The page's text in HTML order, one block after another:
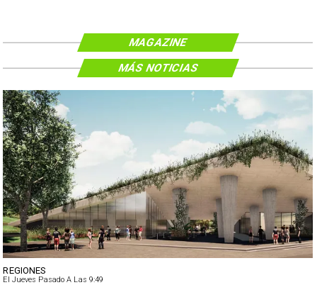
MAGAZINE
REGIONES
El Jueves Pasado A Las 9:49
MÁS NOTICIAS